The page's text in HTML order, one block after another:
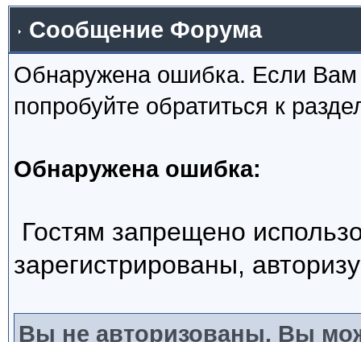
Сообщение Форума
Обнаружена ошибка. Если
попробуйте обратиться к
Обнаружена ошибка:
Гостям запрещено
зарегистрированы,
Вы не авторизованы. Вы